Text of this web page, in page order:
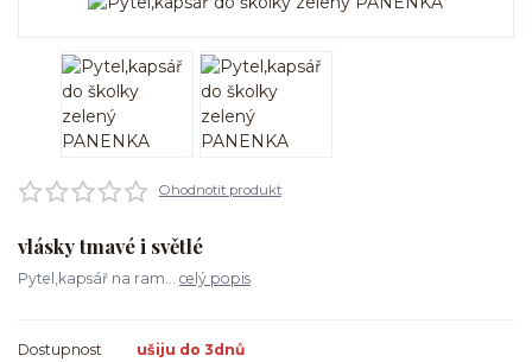
Ohodnotit produkt
vlásky tmavé i světlé
Pytel,kapsář na ram... celý popis
Dostupnost
ušiju do 3dnů